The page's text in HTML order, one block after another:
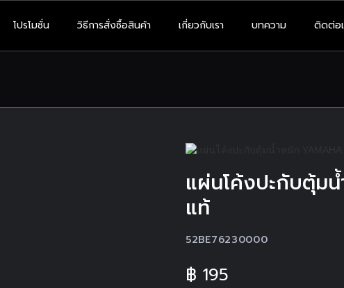
โปรโมชั่น วิธีการสั่งซื้อสินค้า เกี่ยวกับเรา บทความ ติดต่อ
แผ่นโค้งปะกับตุ้มน้
แท้
52BE76230000
฿ 195